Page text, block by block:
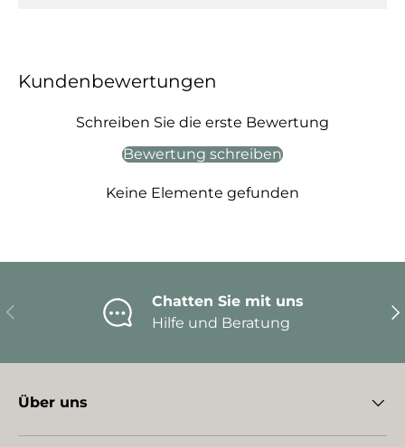
Kundenbewertungen
Schreiben Sie die erste Bewertung
Bewertung schreiben
Keine Elemente gefunden
Vorherige
Chatten Sie mit uns
Hilfe und Beratung
Über uns